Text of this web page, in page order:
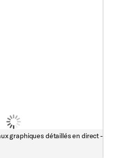
graphiques détaillés en direct -